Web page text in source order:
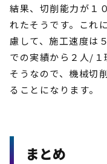
結果、切削能力が１
れたそうです。これ
慮して、施工速度は
での実績から２人/
そうなので、機械切
ることになります。
まとめ